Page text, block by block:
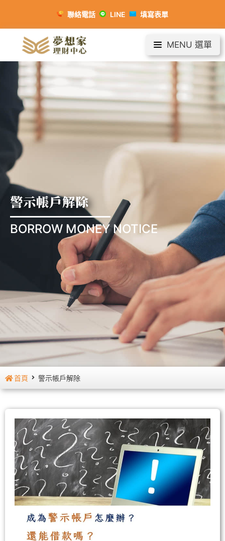
聯絡電話 LINE 填寫表單
MENU 選單
警示帳戶解除
BORROW MONEY NOTICE
首頁 警示帳戶解除